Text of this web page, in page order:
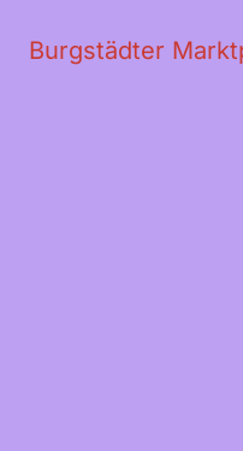
Burgstädter